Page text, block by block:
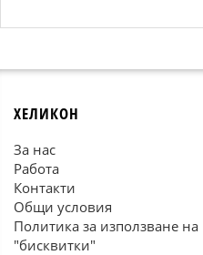
ХЕЛИКОН
За нас
Работа
Контакти
Общи условия
Политика за използване на
"бисквитки"